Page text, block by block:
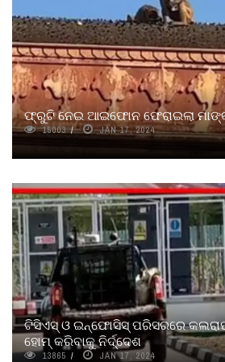
ଫ୍ରୁଟି ନେଇ ଆଇଫୋନ ଫେରାଇଲା
15003 JAN 17, 2024
ଟିସିଏସ୍‌ ଓ ଇନ୍‌ଫୋସିସ୍‌ ପରିସରରେ
ହୋମ୍ କରିବାକୁ ନିର୍ଦ୍ଦେଶ
13865 JAN 17, 2024